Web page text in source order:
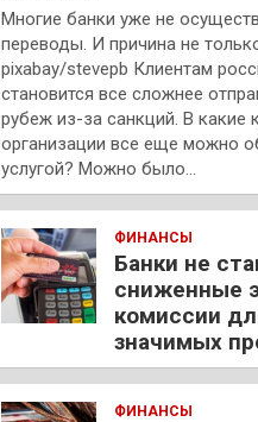
Многие банки уже не
переводы. И причина не
pixabay/stevepb Клиентам
становится все сложнее
рубеж из-за санкций. В какие
организации все еще можно
услугой? Можно было…
ФИНАНСЫ
Банки не
сниженные
комиссии
значимых
ФИНАНСЫ